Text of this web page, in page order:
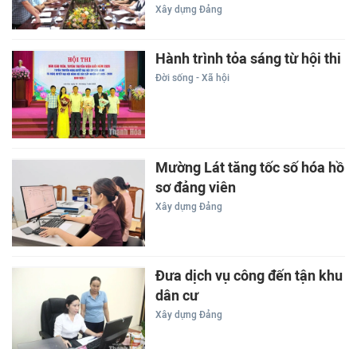
Xây dựng Đảng
Hành trình tỏa sáng từ hội thi
Đời sống - Xã hội
Mường Lát tăng tốc số hóa hồ
sơ đảng viên
Xây dựng Đảng
Đưa dịch vụ công đến tận khu
dân cư
Xây dựng Đảng